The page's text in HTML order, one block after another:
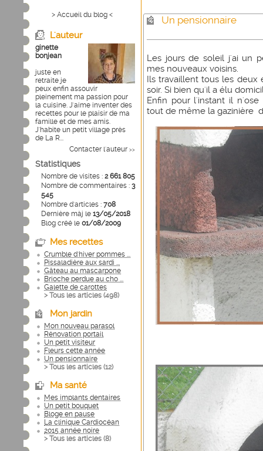
> Accueil du blog <
L'auteur
ginette
bonjean
juste en
retraite je
peux enfin assouvir
pleinement ma passion pour
la cuisine. J'aime inventer des
recettes pour le plaisir de ma
famille et de mes amis.
J'habite un petit village près
de La R...
Contacter l'auteur >>
Statistiques
Nombre de visites : 2 661 805
Nombre de commentaires : 3
545
Nombre d'articles : 708
Dernière màj le 13/05/2018
Blog créé le 01/08/2009
Mes recettes
Crumble d'hiver pommes ...
Pissaladière aux sardi ...
Gâteau au mascarpone
Brioche perdue au cho ...
Galette de carottes
> Tous les articles (498)
Mon jardin
Mon nouveau parasol
Rénovation portail
Un petit visiteur
Fleurs cette année
Un pensionnaire
> Tous les articles (12)
Ma santé
Mes implants dentaires
Un petit bouquet
Bloge en pause
La clinique Cardiocéan
2015 année noire
> Tous les articles (8)
Un pensionnaire
Les jours de soleil j'ai un
mes nouveaux voisins.
Ils travaillent tous les
soir. Si bien qu'il a élu
Enfin pour l'instant il n'ose
tout de même la gazinière